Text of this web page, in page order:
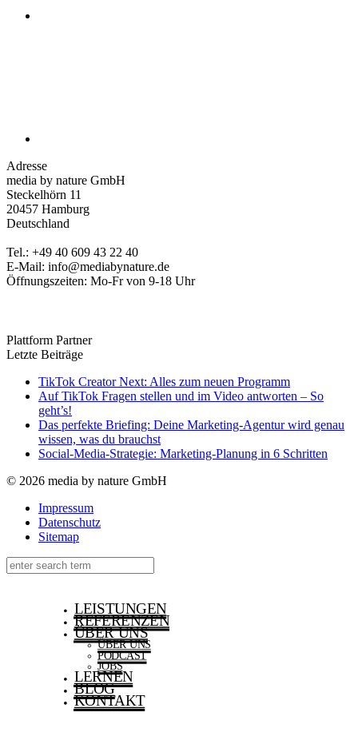
Adresse
media by nature GmbH
Steckelhörn 11
20457 Hamburg
Deutschland
Tel.: +49 40 609 43 22 40
E-Mail: info@mediabynature.de
Öffnungszeiten: Mo-Fr von 9-18 Uhr
Plattform Partner
Letzte Beiträge
TikTok Creator Next: Alles zum neuen Programm
Auf TikTok Fragen stellen und im Video antworten – So
geht’s!
Das perfekte Briefing: Deine Marketing-Agentur wird genau
wissen, was du brauchst
Social-Media-Strategie: Marketing-Planung in 6 Schritten
© 2026 media by nature GmbH
Impressum
Datenschutz
Sitemap
LEISTUNGEN
REFERENZEN
ÜBER UNS
ÜBER UNS
PODCAST
JOBS
LERNEN
BLOG
KONTAKT